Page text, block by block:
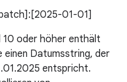
01-01]
10 oder höher enthält
Datumsstring, der
entspricht.